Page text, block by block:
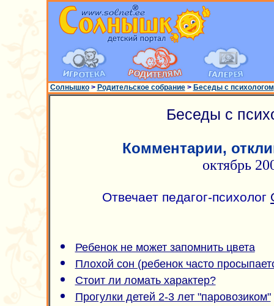
Солнышко> Родительское собрание> Беседы с психологом
Беседы с
Комментарии,
октябрь
Отвечает педагог-психолог
Ребенок не может запомнить цвета
Плохой сон (ребенок часто
Стоит ли ломать характер?
Прогулки детей 2-3 лет "паровозиком"